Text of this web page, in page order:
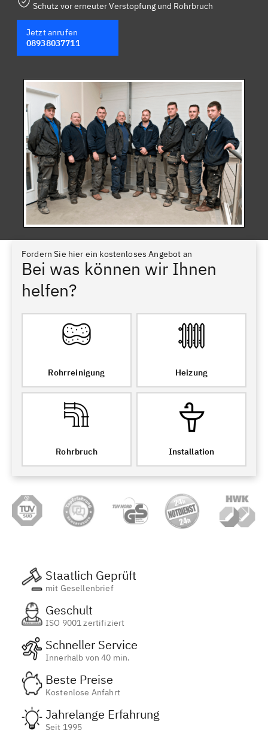
Schutz vor erneuter Verstopfung und Rohrbruch
Jetzt anrufen
08938037711
Fordern Sie hier ein kostenloses Angebot an
Bei was können wir Ihnen
helfen?
Rohrreinigung Heizung
Rohrbruch Installation
Staatlich Geprüft
mit Gesellenbrief
Geschult
ISO 9001 zertifiziert
Schneller Service
Innerhalb von 40 min.
Beste Preise
Kostenlose Anfahrt
Jahrelange Erfahrung
Seit 1995